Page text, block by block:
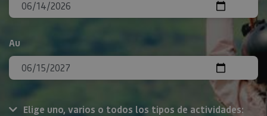
Au
Elige uno, varios o todos los tipos de actividades: